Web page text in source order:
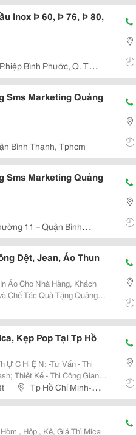
Inox Þ 60, Þ 76, Þ 80,
Bình Phước, Q. Thủ
Sms Marketing Quảng
Bình Thạnh, Tphcm
Sms Marketing Quảng
11 – Quận Bình
Dệt, Jean, Áo Thun
Áo Cho Nhà Hàng, Khách
Kẹp Pop Tại Tp Hồ
-Tư Vấn - Thi
Tp Hồ Chí Minh-